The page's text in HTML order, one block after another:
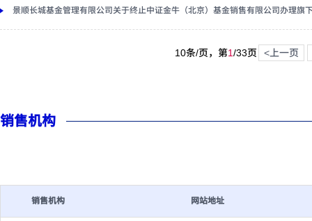
景顺长城基金管理有限公司关于终止中证金牛（北京）基金销售有限公司办理旗
10条/页，第1/33页 <上一页
销售机构
销售机构 网站地址